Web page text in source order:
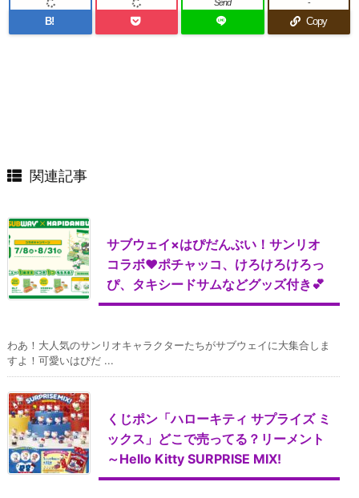
B!
Send
Copy
-
関連記事
サブウェイ×はぴだんぶい！サンリオ
コラボ♥ポチャッコ、けろけろけろっ
ぴ、タキシードサムなどグッズ付き💕
わあ！大人気のサンリオキャラクターたちがサブウェイに大集合しま
すよ！可愛いはぴだ ...
くじポン「ハローキティ サプライズ ミ
ックス」どこで売ってる？リーメント
～Hello Kitty SURPRISE MIX!